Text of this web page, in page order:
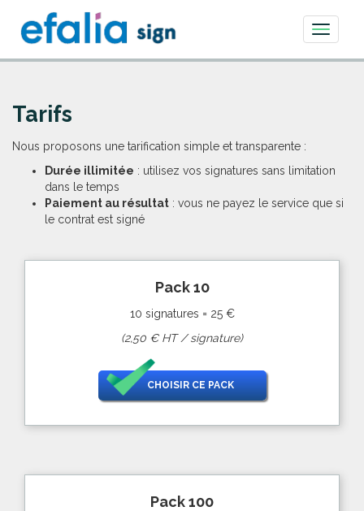
Toggle
Tarifs
Nous proposons une tarification simple et transparente :
Durée illimitée : utilisez vos signatures sans limitation
dans le temps
Paiement au résultat : vous ne payez le service que si
le contrat est signé
Pack 10
10 signatures = 25 €
(2,50 € HT / signature)
CHOISIR CE PACK
Pack 100